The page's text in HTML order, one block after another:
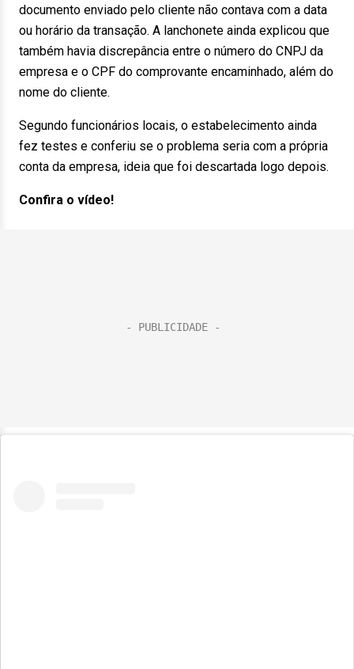
documento enviado pelo cliente não contava com a data
ou horário da transação. A lanchonete ainda explicou que
também havia discrepância entre o número do CNPJ da
empresa e o CPF do comprovante encaminhado, além do
nome do cliente.
Segundo funcionários locais, o estabelecimento ainda
fez testes e conferiu se o problema seria com a própria
conta da empresa, ideia que foi descartada logo depois.
Confira o vídeo!